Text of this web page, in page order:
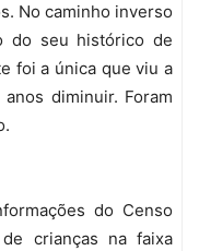
No caminho inverso
do seu histórico de
foi a única que viu a
diminuir. Foram
do Censo
crianças na faixa